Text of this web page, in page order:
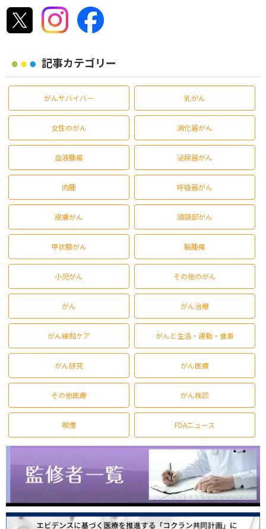
記事カテゴリー
がんサバイバー 乳がん
女性のがん 消化器がん
血液腫瘍 泌尿器がん
肉腫 呼吸器がん
皮膚がん 頭頸部がん
甲状腺がん 脳腫瘍
小児がん その他のがん
がん がん治療
がん緩和ケア がんと生活・運動・食事
がん研究 がん医療
その他医療 がん検診
喫煙 FDAニュース